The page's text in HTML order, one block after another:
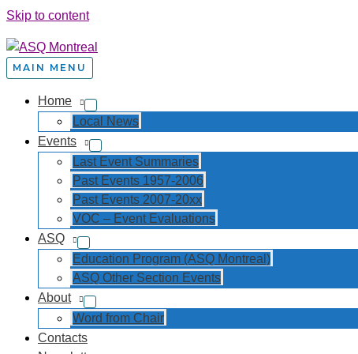
Skip to content
MAIN MENU
Home
Local News
Events
Last Event Summaries
Past Events 1957-2006
Past Events 2007-20xx
VOC – Event Evaluations
ASQ
Education Program (ASQ Montreal)
ASQ Other Section Events
About
Word from Chair
Contacts